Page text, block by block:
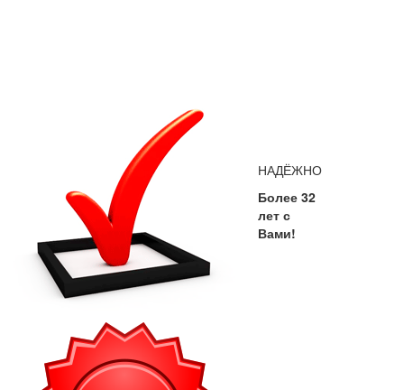
НАДЁЖНО
Более 32
лет с
Вами!